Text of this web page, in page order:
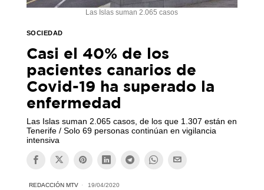
Las Islas suman 2.065 casos
SOCIEDAD
Casi el 40% de los
pacientes canarios de
Covid-19 ha superado la
enfermedad
Las Islas suman 2.065 casos, de los que 1.307 están en
Tenerife / Solo 69 personas continúan en vigilancia
intensiva
REDACCIÓN MTV 19/04/2020